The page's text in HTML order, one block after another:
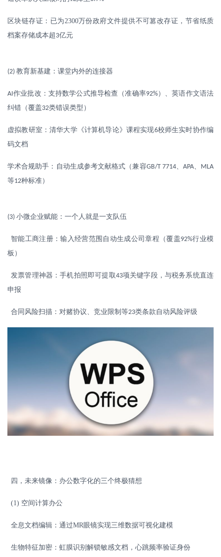
区块链存证：已为 2300万份政府文件提供不可篡改存证，节省纸质
档案存储成本超 3亿元
(2) 教育新基建：课堂内外的连接器
AI作业批改：支持数学公式推导检查（准确率92%）、英语作文语法
纠错（覆盖32类错误类型）
虚拟教研室：清华大学《计算机导论》课程实现6校师生实时协作编
码文档
学术合规助手：自动生成参考文献格式（兼容GB/T 7714、 APA、 MLA
等12种标准）
(3) 小微企业赋能：一个人就是一支队伍
智能工商注册：输入经营范围自动生成公司章程（覆盖92%行业模
板）
发票管理神器：手机拍照即可提取43项关键字段，与税务系统直连
申报
合同风险扫描：对赌协议、竞业限制等23类条款自动风险评级
四 ， 未来镜像：办公数字化的三个终极猜想
(1) 空间计算办公
全息文档编辑：通过MR眼镜实现三维数据可视化建模
生物特征加密：虹膜识别解锁敏感文档，心跳频率验证身份